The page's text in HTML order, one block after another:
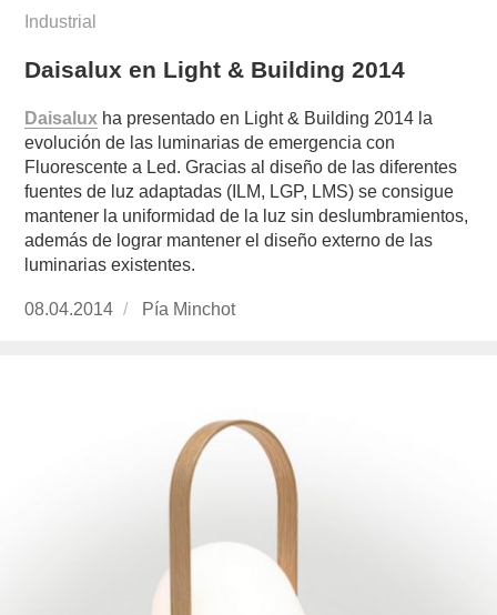
Industrial
Daisalux en Light & Building 2014
Daisalux ha presentado en Light & Building 2014 la
evolución de las luminarias de emergencia con
Fluorescente a Led. Gracias al diseño de las diferentes
fuentes de luz adaptadas (ILM, LGP, LMS) se consigue
mantener la uniformidad de la luz sin deslumbramientos,
además de lograr mantener el diseño externo de las
luminarias existentes.
Publicado
08.04.2014 https://www.experimenta.es/author/pia/
Pía Minchot